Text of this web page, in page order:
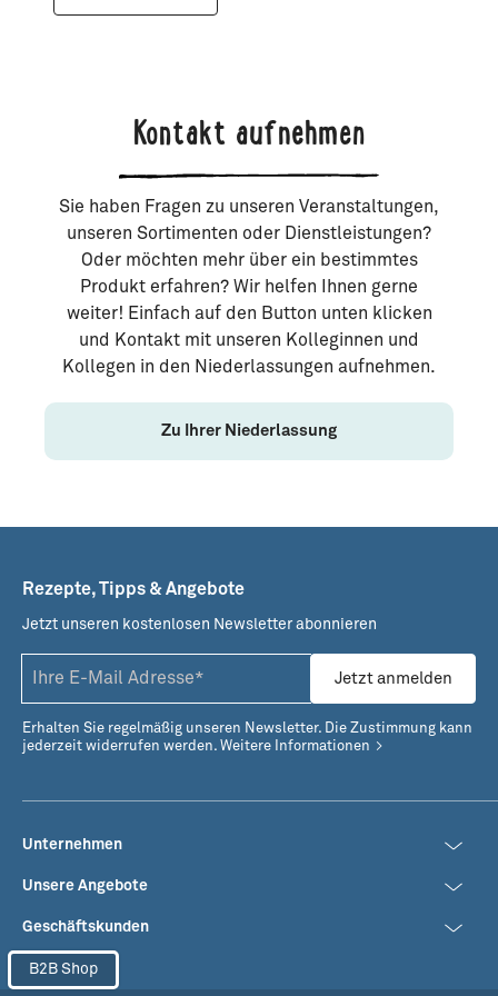
Kontakt aufnehmen
Sie haben Fragen zu unseren Veranstaltungen,
unseren Sortimenten oder Dienstleistungen?
Oder möchten mehr über ein bestimmtes
Produkt erfahren? Wir helfen Ihnen gerne
weiter! Einfach auf den Button unten klicken
und Kontakt mit unseren Kolleginnen und
Kollegen in den Niederlassungen aufnehmen.
Zu Ihrer Niederlassung
Unternehmen
Unsere Angebote
Geschäftskunden
Rezepte, Tipps & Angebote
Jetzt unseren kostenlosen Newsletter abonnieren
Jetzt anmelden
Erhalten Sie regelmäßig unseren Newsletter. Die Zustimmung kann
jederzeit widerrufen werden. Weitere Informationen
B2B Shop